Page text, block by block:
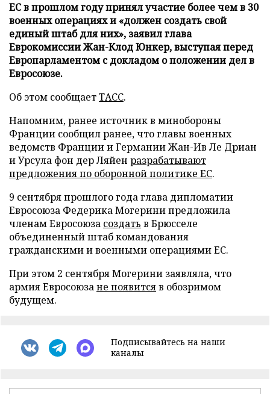
ЕС в прошлом году принял участие более чем в 30
военных операциях и «должен создать свой
единый штаб для них», заявил глава
Еврокомиссии Жан-Клод Юнкер, выступая перед
Европарламентом с докладом о положении дел в
Евросоюзе.
Об этом сообщаетТАСС.
Напомним, ранее источник в минобороны
Франции сообщил ранее, что главы военных
ведомств Франции и Германии Жан-Ив Ле Дриан
и Урсула фон дер Ляйен разрабатывают
предложения по оборонной политике ЕС.
9 сентября прошлого года глава дипломатии
Евросоюза Федерика Могерини предложила
членам Евросоюза создать в Брюсселе
объединенный штаб командования
гражданскими и военными операциями ЕС.
При этом 2 сентября Могерини заявляла, что
армия Евросоюзане появитсяв обозримом
будущем.
Подписывайтесь на наши
каналы